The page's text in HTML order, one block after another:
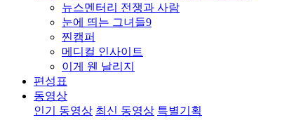
뉴스멘터리 전쟁과 사람
눈에 띄는 그녀들9
찐캠퍼
메디컬 인사이트
이게 웬 날리지
편성표
동영상
인기 동영상 최신 동영상 특별기획